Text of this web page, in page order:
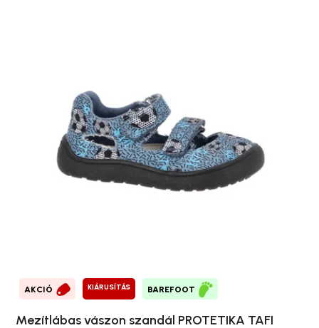
AKCIÓ KIÁRUSÍTÁS BAREFOOT
Mezítlábas vászon szandál PROTETIKA TAFI